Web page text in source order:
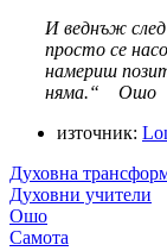
И веднъж след
просто се
намериш
няма.“ Ошо
източник:
Духовна
Духовни учители
Ошо
Самота